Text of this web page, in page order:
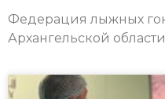
Федерация лыжных
Архангельской области